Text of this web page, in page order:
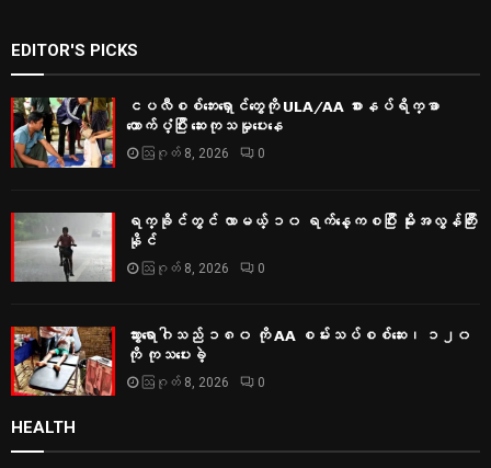
EDITOR'S PICKS
ငပလီစစ်ဘေးရှောင်တွေကို ULA/AA စားနပ်ရိက္ခာ
ထောက်ပံ့ပြီး ဆေးကုသမှုပေးနေ
ဩဂုတ် 8, 2026 0
ရက္ခိုင်တွင် လာမယ့် ၁၀ ရက်နေ့ကစပြီး မိုးအလွန်ကြီး
နိုင်
ဩဂုတ် 8, 2026 0
သွားရောဂါသည် ၁၈၀ ကို AA စမ်းသပ်စစ်ဆေး၊ ၁၂၀
ကို ကုသပေးခဲ့
ဩဂုတ် 8, 2026 0
HEALTH